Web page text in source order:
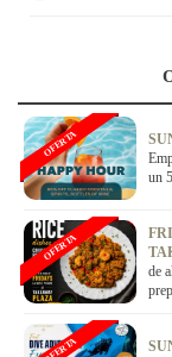
un
OFERTA
de
OFERTA
OFERTA